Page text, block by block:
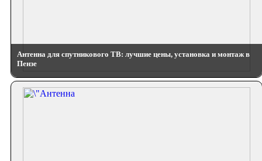
Антенна для спутникового ТВ: лучшие цены, установка и монтаж в
Пензе